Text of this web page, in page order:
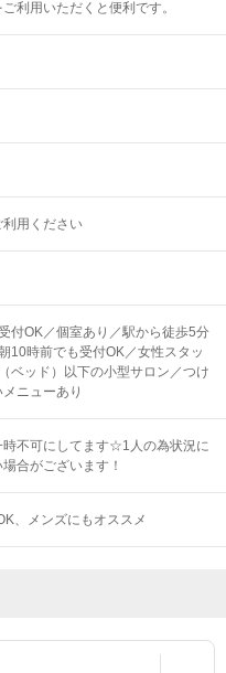
利用いただくと便利です。
用ください
付OK／個室あり／駅から徒歩5分
10時前でも受付OK／女性スタッ
ベッド）以下の小型サロン／つけ
ニューあり
不可にしてます☆1人の為状況に
合がございます！
メンズにもオススメ